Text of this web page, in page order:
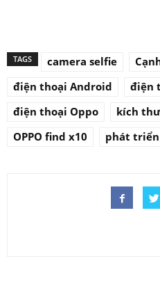
TAGS camera selfie
điện thoại Android
điện
điện thoại Oppo
kích
OPPO find x10
phát triển